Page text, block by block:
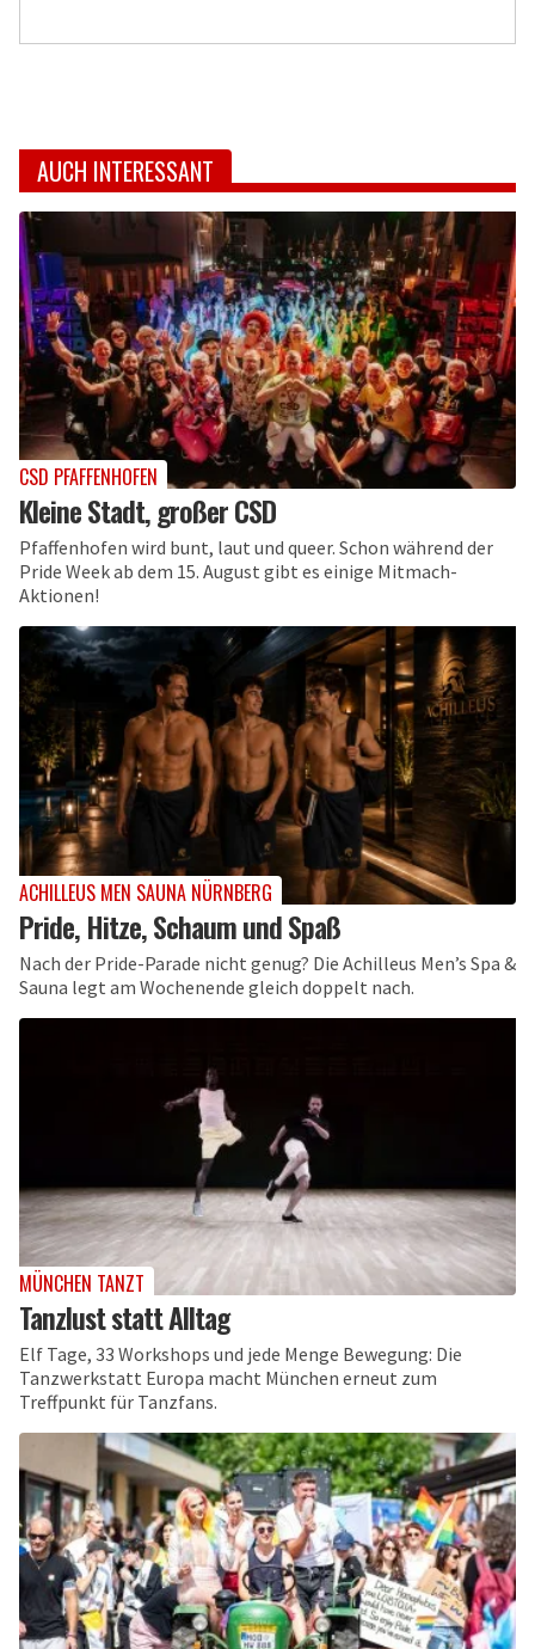
AUCH INTERESSANT
CSD PFAFFENHOFEN
Kleine Stadt, großer CSD
Pfaffenhofen wird bunt, laut und queer. Schon während der
Pride Week ab dem 15. August gibt es einige Mitmach-
Aktionen!
ACHILLEUS MEN SAUNA NÜRNBERG
Pride, Hitze, Schaum und Spaß
Nach der Pride-Parade nicht genug? Die Achilleus Men’s Spa &
Sauna legt am Wochenende gleich doppelt nach.
MÜNCHEN TANZT
Tanzlust statt Alltag
Elf Tage, 33 Workshops und jede Menge Bewegung: Die
Tanzwerkstatt Europa macht München erneut zum
Treffpunkt für Tanzfans.